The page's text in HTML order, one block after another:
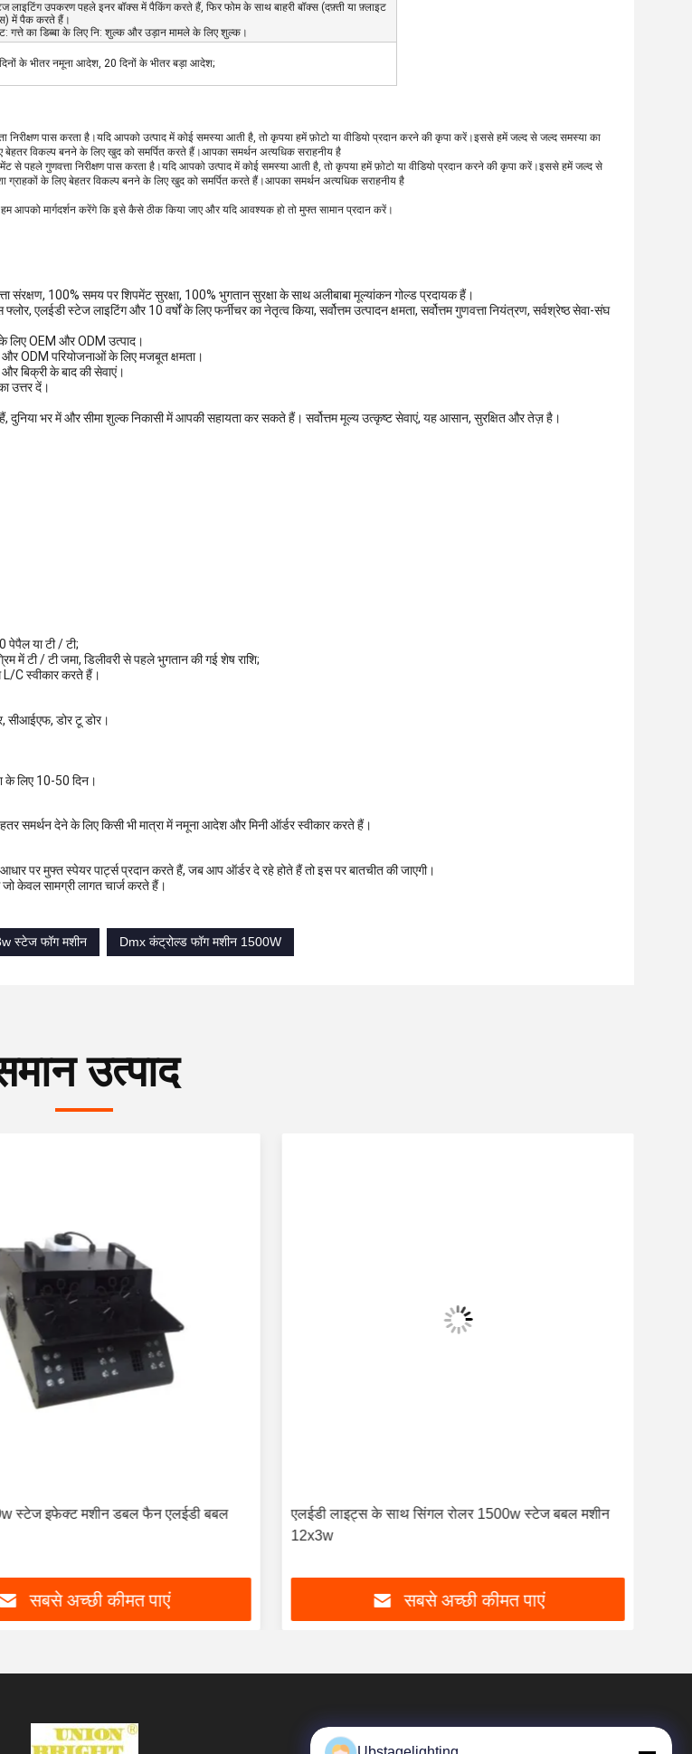
लाइटिंग उपकरण पहले इनर बॉक्स में पैकिंग करते हैं, फिर फोम के साथ बाहरी बॉक्स (दफ़्ती या फ़्लाइट
में पैक करते हैं।
गत्ते का डिब्बा के लिए नि: शुल्क और उड़ान मामले के लिए शुल्क।
के भीतर नमूना आदेश, 20 दिनों के भीतर बड़ा आदेश;
निरीक्षण पास करता है।यदि आपको उत्पाद में कोई समस्या आती है, तो कृपया हमें फ़ोटो या वीडियो प्रदान करने की कृपा करें।इससे हमें जल्द से जल्द समस्या का
बेहतर विकल्प बनने के लिए खुद को समर्पित करते हैं।आपका समर्थन अत्यधिक सराहनीय है
से पहले गुणवत्ता निरीक्षण पास करता है।यदि आपको उत्पाद में कोई समस्या आती है, तो कृपया हमें फ़ोटो या वीडियो प्रदान करने की कृपा करें।इससे हमें जल्द से
ग्राहकों के लिए बेहतर विकल्प बनने के लिए खुद को समर्पित करते हैं।आपका समर्थन अत्यधिक सराहनीय है
हम आपको मार्गदर्शन करेंगे कि इसे कैसे ठीक किया जाए और यदि आवश्यक हो तो मुफ्त सामान प्रदान करें।
संरक्षण, 100% समय पर शिपमेंट सुरक्षा, 100% भुगतान सुरक्षा के साथ अलीबाबा मूल्यांकन गोल्ड प्रदायक हैं।
एलईडी स्टेज लाइटिंग और 10 वर्षों के लिए फर्नीचर का नेतृत्व किया, सर्वोत्तम उत्पादन क्षमता, सर्वोत्तम गुणवत्ता नियंत्रण, सर्वश्रेष्ठ सेवा-संघ
OEM और ODM उत्पाद।
ODM परियोजनाओं के लिए मजबूत क्षमता।
बिक्री के बाद की सेवाएं।
उत्तर दें।
भर में और सीमा शुल्क निकासी में आपकी सहायता कर सकते हैं। सर्वोत्तम मूल्य उत्कृष्ट सेवाएं, यह आसान, सुरक्षित और तेज़ है।
या टी / टी;
टी / टी जमा, डिलीवरी से पहले भुगतान की गई शेष राशि;
C स्वीकार करते हैं।
सीआईएफ, डोर टू डोर।
के लिए 10-50 दिन।
समर्थन देने के लिए किसी भी मात्रा में नमूना आदेश और मिनी ऑर्डर स्वीकार करते हैं।
पर मुफ्त स्पेयर पार्ट्स प्रदान करते हैं, जब आप ऑर्डर दे रहे होते हैं तो इस पर बातचीत की जाएगी।
जो केवल सामग्री लागत चार्ज करते हैं।
स्टेज फॉग मशीन Dmx कंट्रोल्ड फॉग मशीन 1500W
उत्पाद
स्टेज इफेक्ट मशीन डबल फैन एलईडी बबल
सबसे अच्छी कीमत पाएं
एलईडी लाइट्स के साथ सिंगल रोलर 1500w स्टेज बबल मशीन
12x3w
सबसे अच्छी कीमत पाएं